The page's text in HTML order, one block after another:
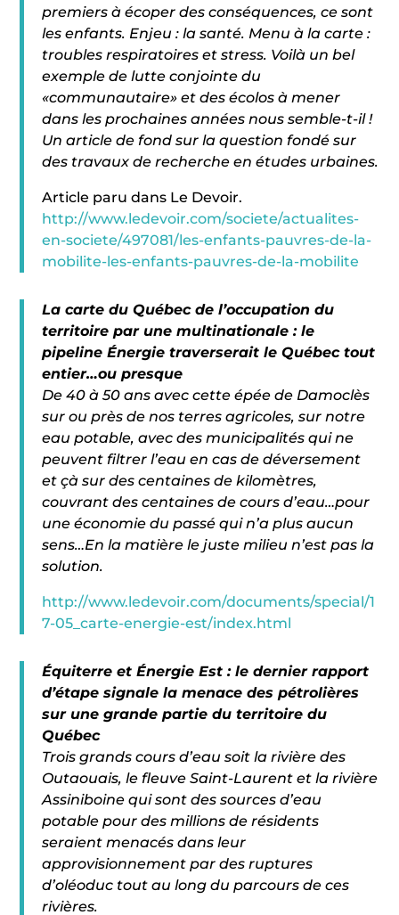
premiers à écoper des conséquences, ce sont
les enfants. Enjeu : la santé. Menu à la carte :
troubles respiratoires et stress. Voilà un bel
exemple de lutte conjointe du
«communautaire» et des écolos à mener
dans les prochaines années nous semble-t-il !
Un article de fond sur la question fondé sur
des travaux de recherche en études urbaines.
Article paru dans Le Devoir.
http://www.ledevoir.com/societe/actualites-
en-societe/497081/les-enfants-pauvres-de-la-
mobilite-les-enfants-pauvres-de-la-mobilite
La carte du Québec de l’occupation du
territoire par une multinationale : le
pipeline Énergie traverserait le Québec tout
entier…ou presque
De 40 à 50 ans avec cette épée de Damoclès
sur ou près de nos terres agricoles, sur notre
eau potable, avec des municipalités qui ne
peuvent filtrer l’eau en cas de déversement
et çà sur des centaines de kilomètres,
couvrant des centaines de cours d’eau…pour
une économie du passé qui n’a plus aucun
sens…En la matière le juste milieu n’est pas la
solution.
http://www.ledevoir.com/documents/special/1
7-05_carte-energie-est/index.html
Équiterre et Énergie Est : le dernier rapport
d’étape signale la menace des pétrolières
sur une grande partie du territoire du
Québec
Trois grands cours d’eau soit la rivière des
Outaouais, le fleuve Saint-Laurent et la rivière
Assiniboine qui sont des sources d’eau
potable pour des millions de résidents
seraient menacés dans leur
approvisionnement par des ruptures
d’oléoduc tout au long du parcours de ces
rivières.